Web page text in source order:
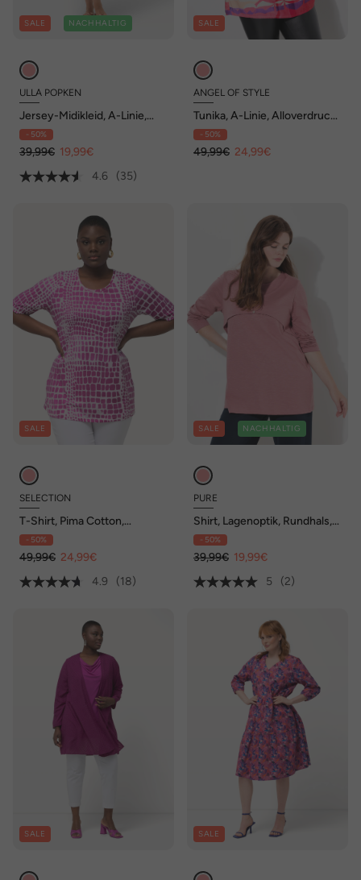
SALE NACHHALTIG
ULLA POPKEN
Jersey-Midikleid, A-Linie,
Tunika-Ausschnitt, Halbarm
- 50%
39,99€ 19,99€
4.6
(35)
SALE
ANGEL OF STYLE
Tunika, A-Linie, Alloverdruck,
Langarm
- 50%
49,99€ 24,99€
SALE
SELECTION
T-Shirt, Pima Cotton,
Ziersteine, Rundhals,
Halbarm
- 50%
49,99€ 24,99€
4.9
(18)
SALE NACHHALTIG
PURE
Shirt, Lagenoptik, Rundhals,
Langarm, Biobaumwolle
- 50%
39,99€ 19,99€
5
(2)
SALE SALE